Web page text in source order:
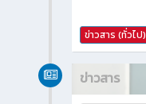
ข่าวสาร (ทั่วไป)
ข่าวสาร